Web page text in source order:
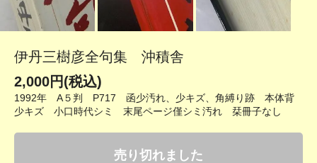
伊丹三樹彦全句集 沖積舎
2,000円(税込)
1992年 A５判 P717 函少汚れ、少キズ、角縛り跡 本体背
少キズ 小口時代シミ 末尾ページ僅シミ汚れ 栞冊子なし
売り切れました